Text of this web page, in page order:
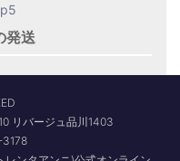
発送
リバージュ品川1403